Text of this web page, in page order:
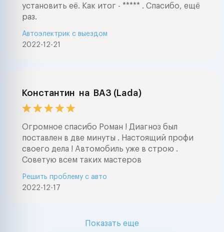
установить её. Как итог - ***** . Спасибо, ещё
раз.
2022-12-21
Автоэлектрик с выездом
Константин на ВАЗ (Lada)
Огромное спасибо Роман ! Диагноз был
поставлен в две минуты . Настоящий профи
своего дела ! Автомобиль уже в строю .
Советую всем таких мастеров
2022-12-17
Решить проблему с авто
Показать еще